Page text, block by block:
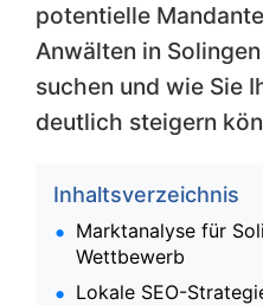
potentielle
Anwälten in
suchen und wie Sie
deutlich steigern
Inhaltsverzeichnis
Marktanalyse für
Wettbewerb
Lokale SEO-